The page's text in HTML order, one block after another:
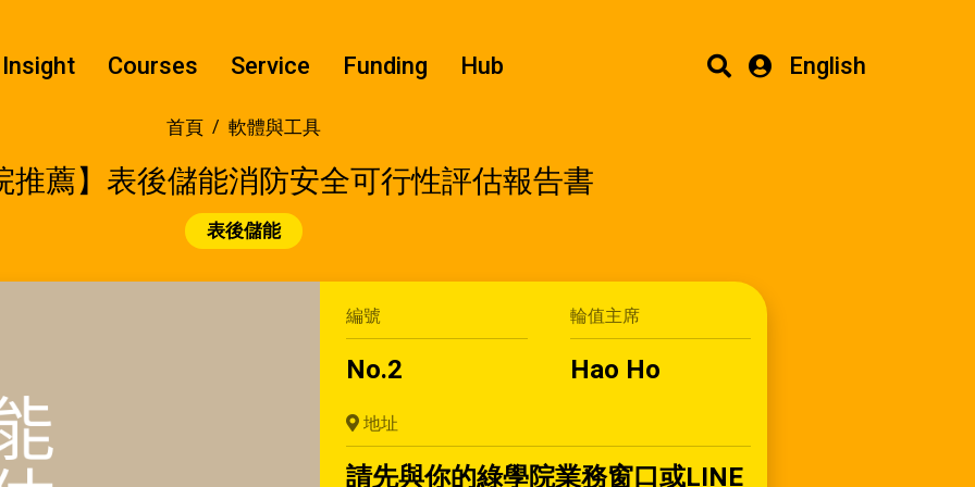
Insight Courses Service Funding Hub English
首頁 軟體與工具
推薦】表後儲能消防安全可行性評估報告書
表後儲能
編號
No.2
輪值主席
Hao Ho
地址
請先與你的綠學院業務窗口或LINE